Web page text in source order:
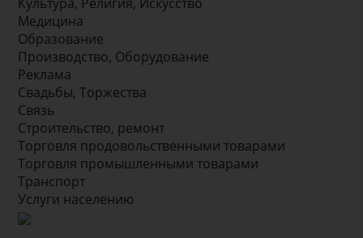
Медицина
Образование
Производство, Оборудование
Реклама
Свадьбы, Торжества
Связь
Строительство, ремонт
Торговля продовольственными товарами
Торговля промышленными товарами
Транспорт
Услуги населению